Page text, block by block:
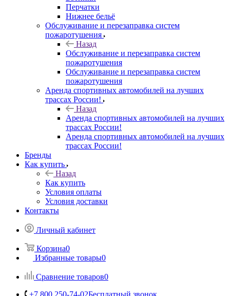
Перчатки
Нижнее бельё
Обслуживание и перезаправка систем
пожаротушения
Назад
Обслуживание и перезаправка систем
пожаротушения
Обслуживание и перезаправка систем
пожаротушения
Аренда спортивных автомобилей на лучших
трассах России!
Назад
Аренда спортивных автомобилей на лучших
трассах России!
Аренда спортивных автомобилей на лучших
трассах России!
Бренды
Как купить
Назад
Как купить
Условия оплаты
Условия доставки
Контакты
Личный кабинет
Корзина0
Избранные товары0
Сравнение товаров0
+7 800 250-74-02Бесплатный звонок